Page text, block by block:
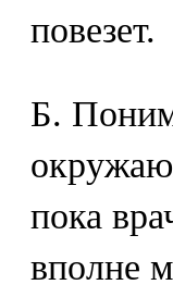
повезет.
Б.
пока
вполне